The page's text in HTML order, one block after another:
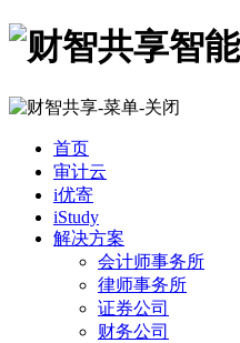
首页
审计云
i优寄
iStudy
解决方案
会计师事务所
律师事务所
证券公司
财务公司